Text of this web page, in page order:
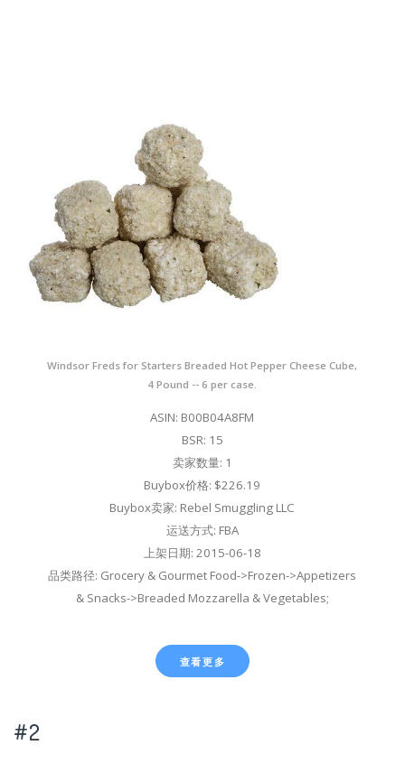
Windsor Freds for Starters Breaded Hot Pepper Cheese Cube,
4 Pound -- 6 per case.
ASIN: B00B04A8FM
BSR: 15
卖家数量: 1
Buybox价格: $226.19
Buybox卖家: Rebel Smuggling LLC
运送方式: FBA
上架日期: 2015-06-18
品类路径: Grocery & Gourmet Food->Frozen->Appetizers
& Snacks->Breaded Mozzarella & Vegetables;
查看更多
#2